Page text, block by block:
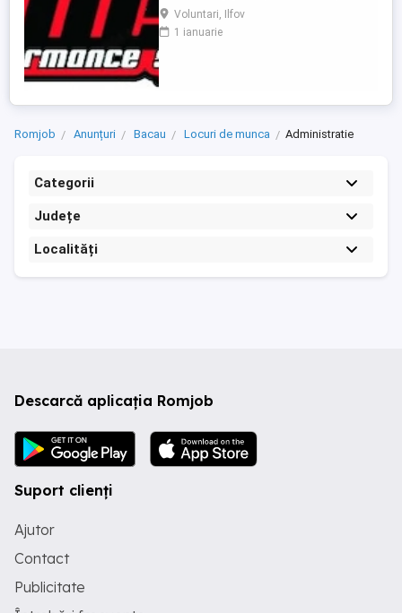
Cerinte:Foarte bune abilitati de
comunicare, Limba engleza nivel mediu
(scris vorbit), Experienta in utilizare PC
Voluntari, Ilfov
1 ianuarie
Romjob Anunțuri Bacau Locuri de munca Administratie
Categorii
Județe
Localități
Descarcă aplicația Romjob
Suport clienți
Ajutor
Contact
Publicitate